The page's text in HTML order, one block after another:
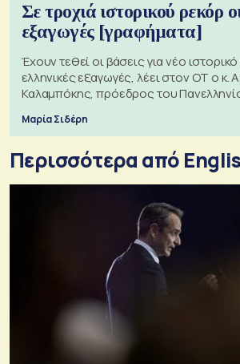
Σε τροχιά ιστορικού ρεκόρ
εξαγωγές [γραφήματα]
Έχουν τεθεί οι βάσεις για νέο
ελληνικές εξαγωγές, λέει στον ΟΤ ο κ.
Καλαμπόκης, πρόεδρος του
Μαρία Σιδέρη
Περισσότερα από